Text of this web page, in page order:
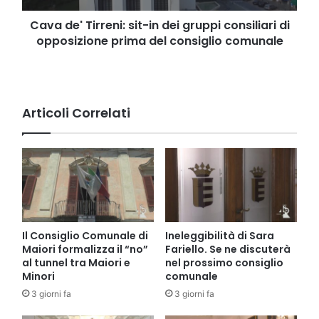
di
opposizione
prima
Cava de' Tirreni: sit-in dei gruppi consiliari di
opposizione prima del consiglio comunale
Articoli Correlati
Il Consiglio Comunale di
Maiori formalizza il “no”
al tunnel tra Maiori e
Minori
3 giorni fa
Ineleggibilità di Sara
Fariello. Se ne discuterà
nel prossimo consiglio
comunale
3 giorni fa